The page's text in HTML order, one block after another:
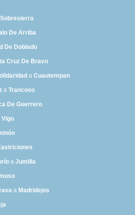
De Arriba
De Doblado
Cruz De Bravo
aCuautempan
aTrancoso
De Guerrero
Vigo
aJumilla
a Madridejos